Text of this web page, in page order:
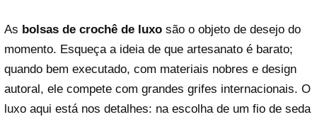
As bolsas de crochê de luxo são o objeto de desejo do
momento. Esqueça a ideia de que artesanato é barato;
quando bem executado, com materiais nobres e design
autoral, ele compete com grandes grifes internacionais. O
luxo aqui está nos detalhes: na escolha de um fio de seda